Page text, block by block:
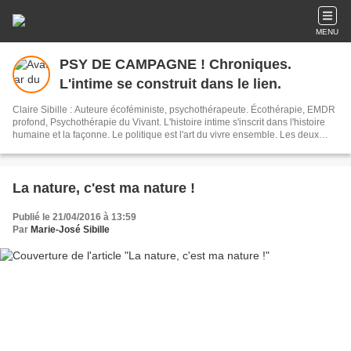
MENU
PSY DE CAMPAGNE ! Chroniques.
L'intime se construit dans le lien.
Claire Sibille : Auteure écoféministe, psychothérapeute. Écothérapie, EMDR
profond, Psychothérapie du Vivant. L'histoire intime s'inscrit dans l'histoire
humaine et la façonne. Le politique est l'art du vivre ensemble. Les deux
du monde. Newsletter : vous recevez mes articles une fois par mois environ.
La nature, c'est ma nature !
Publié le 21/04/2016 à 13:59
Par Marie-José Sibille